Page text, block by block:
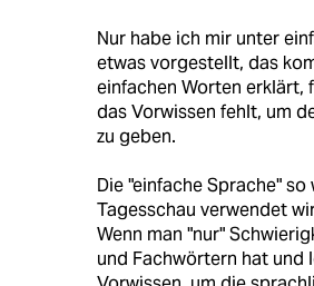
Nur habe ich mir unter
etwas vorgestellt, das
einfachen Worten erklärt,
das Vorwissen fehlt, um
zu geben.
Die "einfache Sprache"
Tagesschau verwendet
Wenn man "nur"
und Fachwörtern hat und